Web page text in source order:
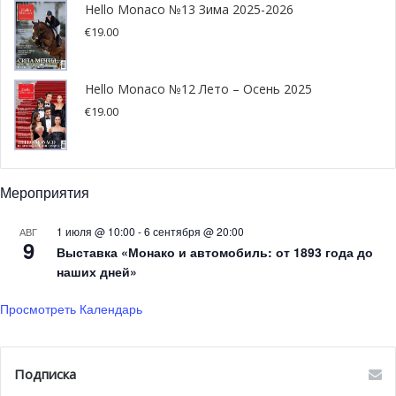
принцесса Каролина и осталась в восторге от
виртуозного исполнения.
Вокальный ансамбль, известный своей мастерской
интерпретацией современной музыки, представил
произведение Карлхайнца Штокхаузена «Stimmung».
года.
Принцесса Каролина на
церемонии вручения премии
Women of Monaco Awards
мероприятия, посвященного влиятельным женщинам
Hello Monaco №13 Зима 2025-2026
€19.00
Hello Monaco №12 Лето – Осень 2025
€19.00
Мероприятия
АВГ
9
1 июля @ 10:00 -6 сентября @ 20:00
Выставка «Монако и автомобиль: от 1893 года до
наших дней»
Просмотреть Календарь
Подписка